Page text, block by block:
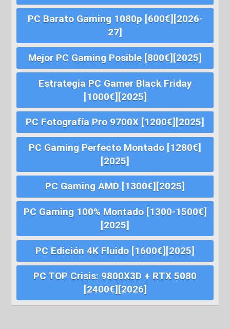
PC Barato Gaming 1080p [600€][2026-
27]
Mejor PC Gaming Posible [800€][2025]
Estrategia PC Gamer Black Friday
[1000€][2025]
PC Fotografía Pro 9700X [1200€][2025]
PC Gaming Perfecto Montado [1280€]
[2025]
PC Gaming AMD [1300€][2025]
PC Gaming 100% Montado [1300-1500€]
[2025]
PC Edición 4K Fluido [1600€][2025]
PC TOP Crisis: 9800X3D + RTX 5080
[2400€][2026]